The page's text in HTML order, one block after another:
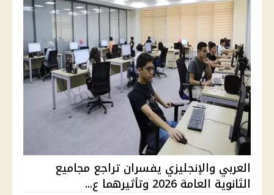
العربي والإنجليزي يفسران تراجع مجاميع
الثانوية العامة 2026 وتأثيرهما ع...